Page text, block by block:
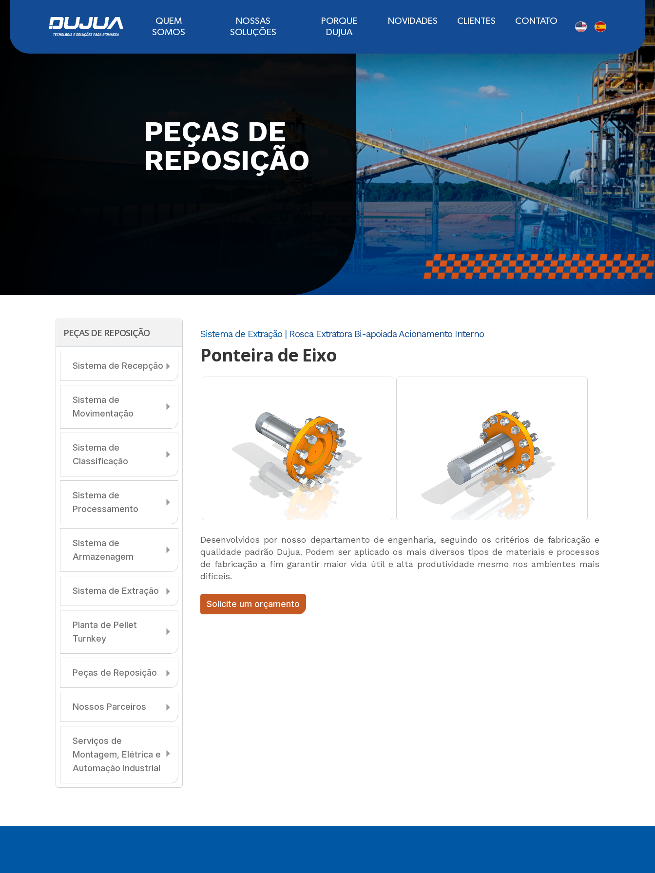
QUEM
SOMOS
NOSSAS
SOLUÇÕES
PORQUE
DUJUA
NOVIDADES CLIENTES CONTATO
PEÇAS DE
REPOSIÇÃO
PEÇAS DE REPOSIÇÃO
Sistema de Recepção
Sistema de
Movimentação
Sistema de
Classificação
Sistema de
Processamento
Sistema de
Armazenagem
Sistema de Extração
Planta de Pellet
Turnkey
Peças de Reposição
Nossos Parceiros
Serviços de
Montagem, Elétrica e
Automação Industrial
Sistema de Extração | Rosca Extratora Bi-apoiada Acionamento Interno
Ponteira de Eixo
Desenvolvidos por nosso departamento de engenharia, seguindo os critérios de fabricação e
qualidade padrão Dujua. Podem ser aplicado os mais diversos tipos de materiais e processos
de fabricação a fim garantir maior vida útil e alta produtividade mesmo nos ambientes mais
difíceis.
Solicite um orçamento